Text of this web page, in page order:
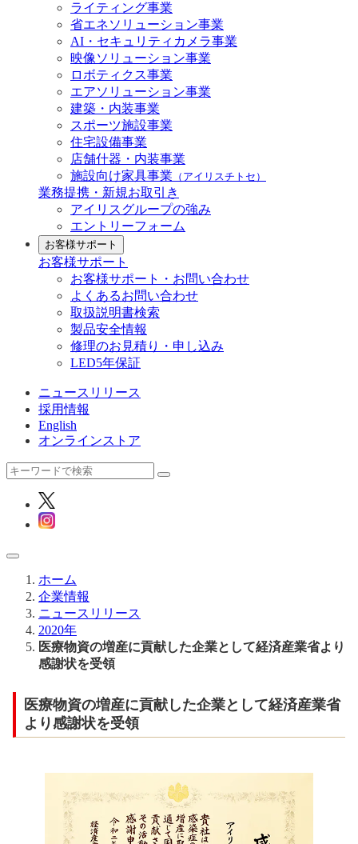
ライティング事業
省エネソリューション事業
AI・セキュリティカメラ事業
映像ソリューション事業
ロボティクス事業
エアソリューション事業
建築・内装事業
スポーツ施設事業
住宅設備事業
店舗什器・内装事業
施設向け家具事業 （アイリスチトセ）
業務提携・新規お取引き
アイリスグループの強み
エントリーフォーム
お客様サポート
お客様サポート
お客様サポート・お問い合わせ
よくあるお問い合わせ
取扱説明書検索
製品安全情報
修理のお見積り・申し込み
LED5年保証
ニュースリリース
採用情報
English
オンラインストア
ホーム
企業情報
ニュースリリース
2020年
医療物資の増産に貢献した企業として経済産業省より
感謝状を受領
医療物資の増産に貢献した企業として経済産業省
より感謝状を受領